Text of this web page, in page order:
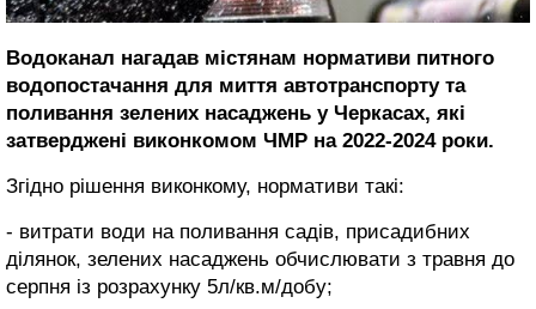
Водоканал нагадав містянам нормативи питного
водопостачання для миття автотранспорту та
поливання зелених насаджень у Черкасах, які
затверджені виконкомом ЧМР на 2022-2024 роки.
Згідно рішення виконкому, нормативи такі:
- витрати води на поливання садів, присадибних
ділянок, зелених насаджень обчислювати з травня до
серпня із розрахунку 5л/кв.м/добу;